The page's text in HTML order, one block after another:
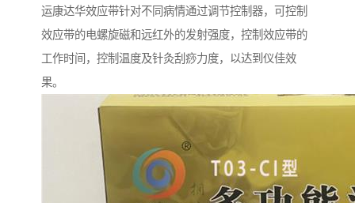
运康达华效应带针对不同病情通过调节控制器，可控制
效应带的电螺旋磁和远红外的发射强度，控制效应带的
工作时间，控制温度及针灸刮痧力度，以达到仪佳效
果。